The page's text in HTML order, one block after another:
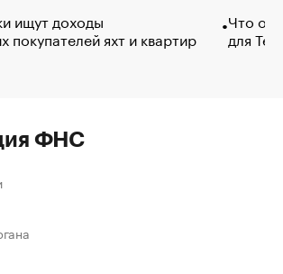
ищут доходы
яхт и квартир
Что
для
ФНС